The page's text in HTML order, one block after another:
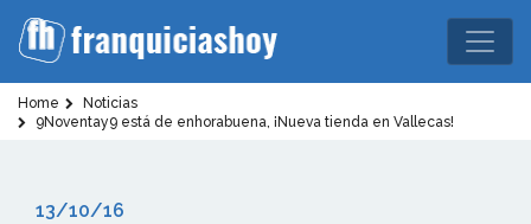
Home
Noticias
9Noventay9 está de enhorabuena, ¡Nueva tienda en Vallecas!
13/10/16